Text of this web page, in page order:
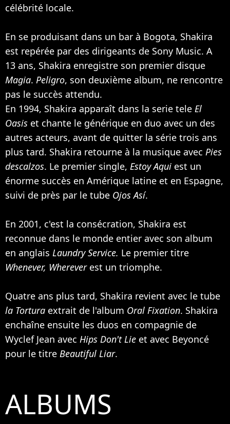
célébrité locale.
En se produisant dans un bar à Bogota, Shakira
est repérée par des dirigeants de Sony Music. A
13 ans, Shakira enregistre son premier disque
Magia. Peligro, son deuxième album, ne rencontre
pas le succès attendu.
En 1994, Shakira apparaît dans la serie tele El
Oasis et chante le générique en duo avec un des
autres acteurs, avant de quitter la série trois ans
plus tard. Shakira retourne à la musique avec Pies
descalzos. Le premier single, Estoy Aqui est un
énorme succès en Amérique latine et en Espagne,
suivi de près par le tube Ojos Así.
En 2001, c'est la consécration, Shakira est
reconnue dans le monde entier avec son album
en anglais Laundry Service. Le premier titre
Whenever, Whereverest un triomphe.
Quatre ans plus tard, Shakira revient avec le tube
la Tortura extrait de l'album Oral Fixation. Shakira
enchaîne ensuite les duos en compagnie de
Wyclef Jean avec Hips Don't Lie et avec Beyoncé
pour le titre Beautiful Liar.
ALBUMS